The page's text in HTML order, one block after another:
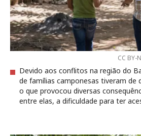
CC BY-
Devido aos conflitos na região do
de famílias camponesas tiveram de
o que provocou diversas
entre elas, a dificuldade para ter